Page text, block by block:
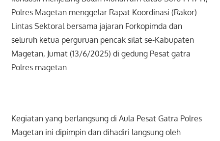
Polres Magetan menggelar Rapat Koordinasi (Rakor)
Lintas Sektoral bersama jajaran Forkopimda dan
seluruh ketua perguruan pencak silat se-Kabupaten
Magetan, Jumat (13/6/2025) di gedung Pesat gatra
Polres magetan.
Kegiatan yang berlangsung di Aula Pesat Gatra Polres
Magetan ini dipimpin dan dihadiri langsung oleh